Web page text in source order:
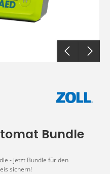
Bundle
- jetzt Bundle für den
sichern!